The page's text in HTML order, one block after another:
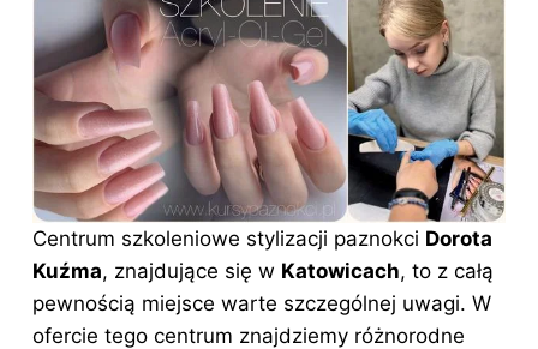
Centrum szkoleniowe stylizacji paznokci Dorota
Kuźma, znajdujące się w Katowicach, to z całą
pewnością miejsce warte szczególnej uwagi. W
ofercie tego centrum znajdziemy różnorodne